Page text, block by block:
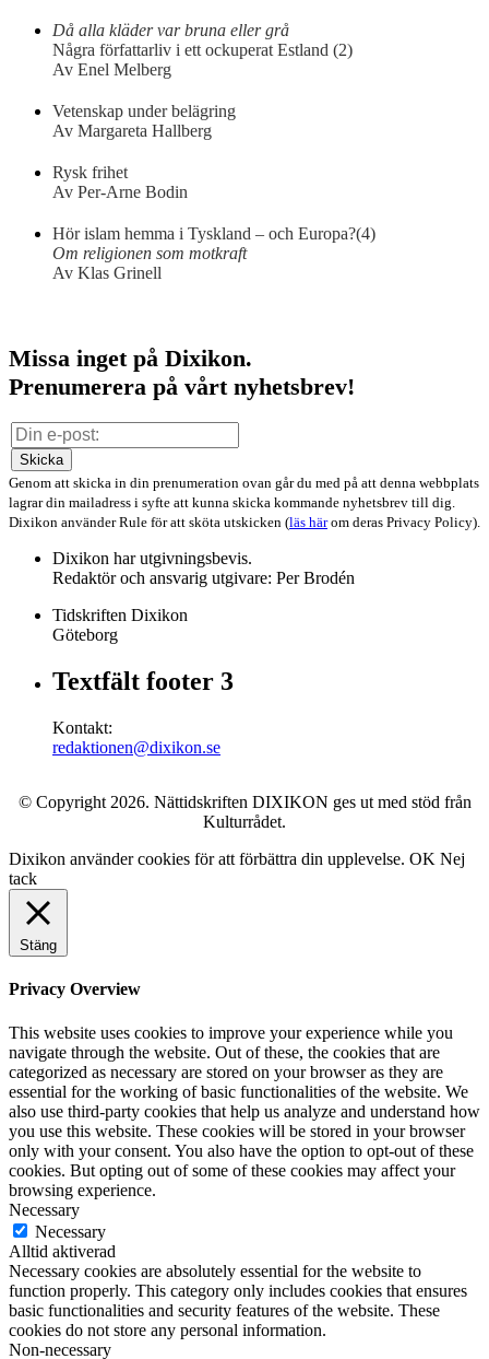
Då alla kläder var bruna eller grå
Några författarliv i ett ockuperat Estland (2)
Av Enel Melberg
Vetenskap under belägring
Av Margareta Hallberg
Rysk frihet
Av Per-Arne Bodin
Hör islam hemma i Tyskland – och Europa?(4)
Om religionen som motkraft
Av Klas Grinell
Missa inget på Dixikon.
Prenumerera på vårt nyhetsbrev!
Skicka
Genom att skicka in din prenumeration ovan går du med på att denna webbplats
lagrar din mailadress i syfte att kunna skicka kommande nyhetsbrev till dig.
Dixikon använder Rule för att sköta utskicken (läs härom deras Privacy Policy).
Dixikon har utgivningsbevis.
Redaktör och ansvarig utgivare: Per Brodén
Tidskriften Dixikon
Göteborg
Textfält footer 3
Kontakt:
redaktionen@dixikon.se
© Copyright 2026. Nättidskriften DIXIKON ges ut med stöd från
Kulturrådet.
Dixikon använder cookies för att förbättra din upplevelse. OK Nej
tack
Stäng
Privacy Overview
This website uses cookies to improve your experience while you
navigate through the website. Out of these, the cookies that are
categorized as necessary are stored on your browser as they are
essential for the working of basic functionalities of the website. We
also use third-party cookies that help us analyze and understand how
you use this website. These cookies will be stored in your browser
only with your consent. You also have the option to opt-out of these
cookies. But opting out of some of these cookies may affect your
browsing experience.
Necessary
Necessary
Alltid aktiverad
Necessary cookies are absolutely essential for the website to
function properly. This category only includes cookies that ensures
basic functionalities and security features of the website. These
cookies do not store any personal information.
Non-necessary